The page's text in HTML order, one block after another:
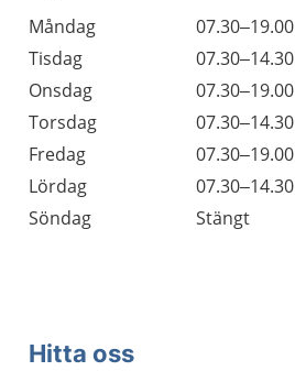
Dag
Öppettider
Kommentarer
Måndag
07.30–19.00
Tisdag
07.30–14.30
Onsdag
07.30–19.00
Torsdag
07.30–14.30
Fredag
07.30–19.00
Lördag
07.30–14.30
Söndag
Stängt
Hitta oss